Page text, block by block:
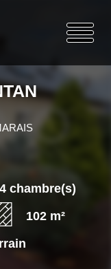
4 chambre(s)
102 m²